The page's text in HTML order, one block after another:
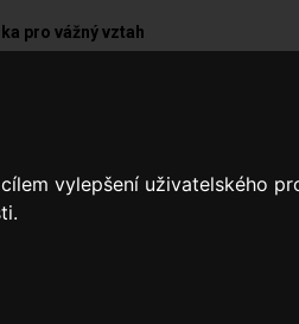
vylepšení uživatelského
pro vážný vztah
muž co nesnáší lež
ženu od 18 do 45, které nejde